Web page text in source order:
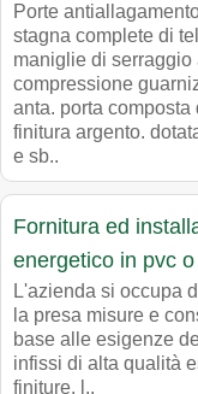
Porte
stagna complete di
maniglie di serraggio
compressione
anta. porta
finitura argento.
e sb..
Fornitura ed
energetico in pvc
L'azienda si occupa
la presa misure e
base alle esigenze
infissi di alta qualità
finiture. l..